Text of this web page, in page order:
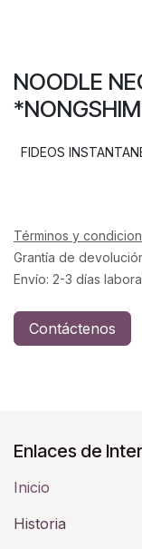
NOODLE
FIDEOS
Términos y
Grantía de
Envío: 2-3 días
Contáctenos
Enlaces de
Inicio
Historia​